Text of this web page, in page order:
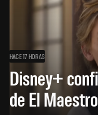
HACE 17 HORAS
Disney+
de El